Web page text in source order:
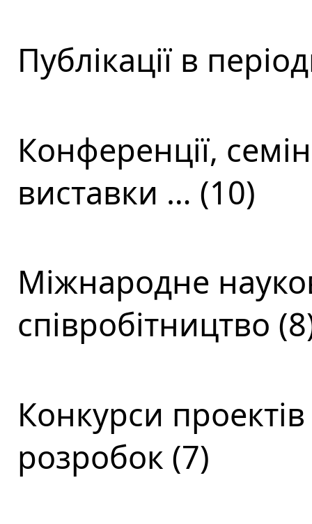
Публікації в
Конференції,
виставки … (10)
Міжнародне
співробітництво
Конкурси
розробок (7)